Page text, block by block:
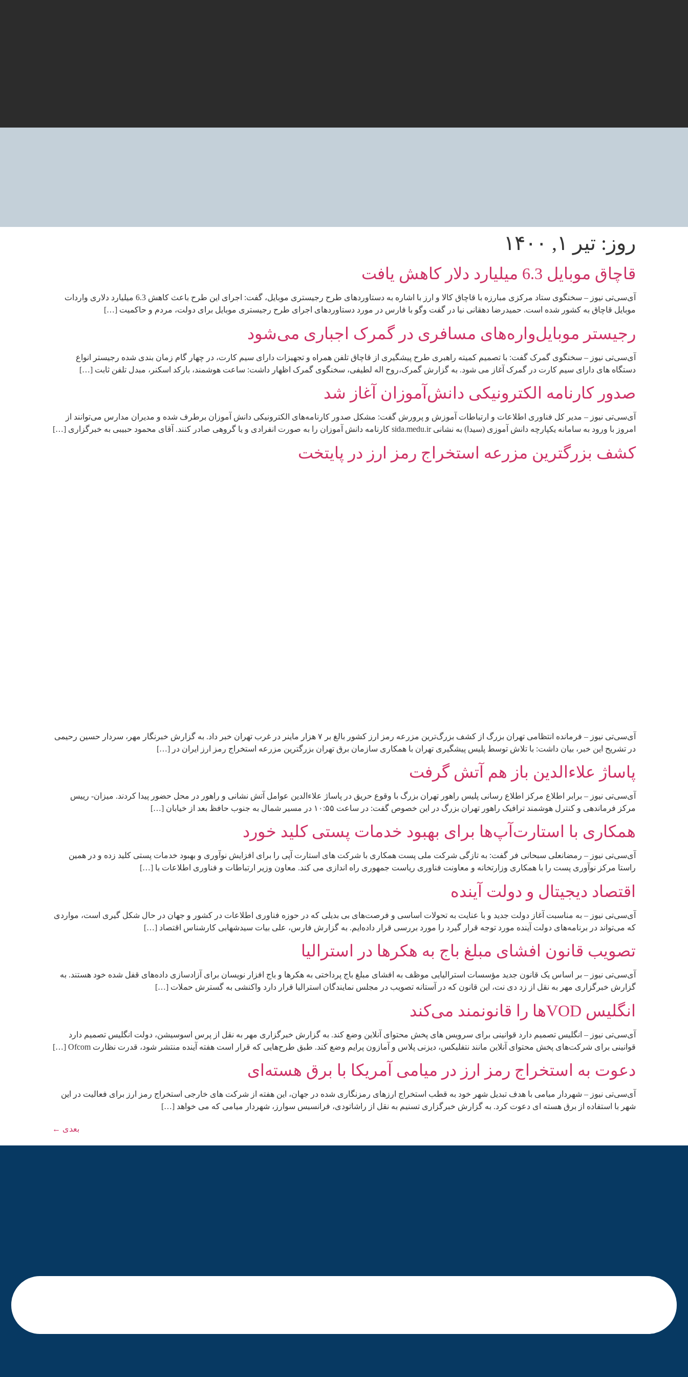
روز: تیر ۱, ۱۴۰۰
قاچاق موبایل 6.3 میلیارد دلار کاهش یافت
آی‌سی‌تی نیوز – سخنگوی ستاد مرکزی مبارزه با قاچاق کالا و ارز با اشاره به دستاوردهای طرح رجیستری موبایل، گفت: اجرای این طرح باعث کاهش 6.3 میلیارد دلاری واردات
موبایل قاچاق به کشور شده است. حمیدرضا دهقانی نیا در گفت وگو با فارس در مورد دستاوردهای اجرای طرح رجیستری موبایل برای دولت، مردم و حاکمیت […]
رجیستر موبایل‌واره‌های مسافری در گمرک اجباری می‌شود
آی‌سی‌تی نیوز – سخنگوی گمرک گفت: با تصمیم کمیته راهبری طرح پیشگیری از قاچاق تلفن همراه و تجهیزات دارای سیم کارت، در چهار گام زمان بندی شده رجیستر انواع
دستگاه های دارای سیم کارت در گمرک آغاز می شود. به گزارش گمرک،روح اله لطیفی، سخنگوی گمرک اظهار داشت: ساعت هوشمند، بارکد اسکنر، مبدل تلفن ثابت […]
صدور کارنامه الکترونیکی دانش‌آموزان آغاز شد
آی‌سی‌تی نیوز – مدیر کل فناوری اطلاعات و ارتباطات آموزش و پرورش گفت: مشکل صدور کارنامه‌های الکترونیکی دانش آموزان برطرف شده و مدیران مدارس می‌توانند از
امروز با ورود به سامانه یکپارچه دانش آموزی (سیدا) به نشانی sida.medu.ir کارنامه دانش آموزان را به صورت انفرادی و یا گروهی صادر کنند. آقای محمود حبیبی به خبرگزاری […]
کشف بزرگترین مزرعه استخراج رمز ارز در پایتخت
آی‌سی‌تی نیوز – فرمانده انتظامی تهران بزرگ از کشف بزرگ‌ترین مزرعه رمز ارز کشور بالغ بر ۷ هزار ماینر در غرب تهران خبر داد. به گزارش خبرنگار مهر، سردار حسین رحیمی
در تشریح این خبر، بیان داشت: با تلاش توسط پلیس پیشگیری تهران با همکاری سازمان برق تهران بزرگترین مزرعه استخراج رمز ارز ایران در […]
پاساژ علاءالدین باز هم آتش گرفت
آی‌سی‌تی نیوز – برابر اطلاع مرکز اطلاع رسانی پلیس راهور تهران بزرگ با وقوع حریق در پاساژ علاءالدین عوامل آتش نشانی و راهور در محل حضور پیدا کردند. میزان- رییس
مرکز فرماندهی و کنترل هوشمند ترافیک راهور تهران بزرگ در این خصوص گفت: در ساعت ۱۰:۵۵ در مسیر شمال به جنوب حافظ بعد از خیابان […]
همکاری با استارت‌آپ‌ها برای بهبود خدمات پستی کلید خورد
آی‌سی‌تی نیوز – رمضانعلی سبحانی فر گفت: به تازگی شرکت ملی پست همکاری با شرکت های استارت آپی را برای افزایش نوآوری و بهبود خدمات پستی کلید زده و در همین
راستا مرکز نوآوری پست را با همکاری وزارتخانه و معاونت فناوری ریاست جمهوری راه اندازی می کند. معاون وزیر ارتباطات و فناوری اطلاعات با […]
اقتصاد دیجیتال و دولت آینده
آی‌سی‌تی نیوز – به مناسبت آغاز دولت جدید و با عنایت به تحولات اساسی و فرصت‌های بی بدیلی که در حوزه فناوری اطلاعات در کشور و جهان در حال شکل گیری است، مواردی
که می‌تواند در برنامه‌های دولت آینده مورد توجه قرار گیرد را مورد بررسی قرار داده‌ایم. به گزارش فارس، علی بیات سیدشهابی کارشناس اقتصاد […]
تصویب قانون افشای مبلغ باج به هکرها در استرالیا
آی‌سی‌تی نیوز – بر اساس یک قانون جدید مؤسسات استرالیایی موظف به افشای مبلغ باج پرداختی به هکرها و باج افزار نویسان برای آزادسازی داده‌های قفل شده خود هستند. به
گزارش خبرگزاری مهر به نقل از زد دی نت، این قانون که در آستانه تصویب در مجلس نمایندگان استرالیا قرار دارد واکنشی به گسترش حملات […]
انگلیس VODها را قانونمند می‌کند
آی‌سی‌تی نیوز – انگلیس تصمیم دارد قوانینی برای سرویس های پخش محتوای آنلاین وضع کند. به گزارش خبرگزاری مهر به نقل از پرس اسوسیشن، دولت انگلیس تصمیم دارد
قوانینی برای شرکت‌های پخش محتوای آنلاین مانند نتفلیکس، دیزنی پلاس و آمازون پرایم وضع کند. طبق طرح‌هایی که قرار است هفته آینده منتشر شود، قدرت نظارت Ofcom […]
دعوت به استخراج رمز ارز در میامی آمریکا با برق هسته‌ای
آی‌سی‌تی نیوز – شهردار میامی با هدف تبدیل شهر خود به قطب استخراج ارزهای رمزنگاری شده در جهان، این هفته از شرکت های خارجی استخراج رمز ارز برای فعالیت در این
شهر با استفاده از برق هسته ای دعوت کرد. به گزارش خبرگزاری تسنیم به نقل از راشاتودی، فرانسیس سوارز، شهردار میامی که می خواهد […]
بعدی ←